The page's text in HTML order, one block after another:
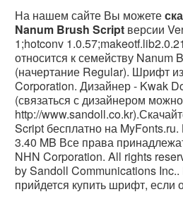
На нашем сайте Вы можете
Nanum Brush Script версии
1;hotconv
относится к семейству Nanum
(начертание Regular). Шрифт
Corporation. Дизайнер - Kwak
(связаться с дизайнером
http://
Script бесплатно на MyFonts.ru.
3.40 MB Все права
NHN Corporation. All rights
by Sandoll Communications Inc..
прийдется купить шрифт, если